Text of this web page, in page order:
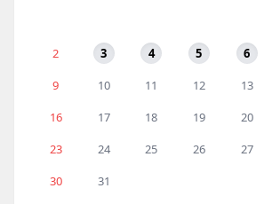
2
3 4 5 6
9 10 11 12 13
16
17 18 19 20
23
24 25 26 27
30
31